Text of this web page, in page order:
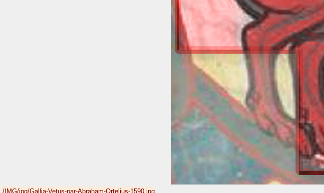
/IMG/jpg/Gallia-Vetus-par-Abraham-Ortelius-1590.jpg